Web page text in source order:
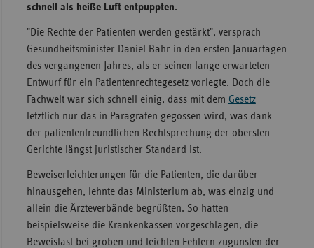
schnell als heiße Luft entpuppten.
"Die Rechte der Patienten werden gestärkt", versprach
Gesundheitsminister Daniel Bahr in den ersten Januartagen
des vergangenen Jahres, als er seinen lange erwarteten
Entwurf für ein Patientenrechtegesetz vorlegte. Doch die
Fachwelt war sich schnell einig, dass mit dem Gesetz
letztlich nur das in Paragrafen gegossen wird, was dank
der patientenfreundlichen Rechtsprechung der obersten
Gerichte längst juristischer Standard ist.
Beweiserleichterungen für die Patienten, die darüber
hinausgehen, lehnte das Ministerium ab, was einzig und
allein die Ärzteverbände begrüßten. So hatten
beispielsweise die Krankenkassen vorgeschlagen, die
Beweislast bei groben und leichten Fehlern zugunsten der